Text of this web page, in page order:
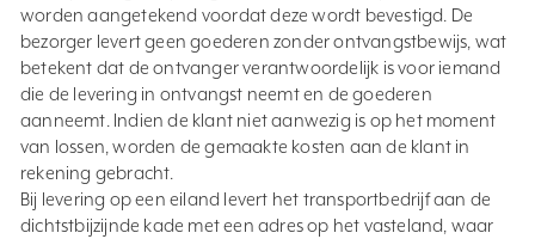
worden aangetekend voordat deze wordt bevestigd. De
bezorger levert geen goederen zonder ontvangstbewijs, wat
betekent dat de ontvanger verantwoordelijk is voor iemand
die de levering in ontvangst neemt en de goederen
aanneemt. Indien de klant niet aanwezig is op het moment
van lossen, worden de gemaakte kosten aan de klant in
rekening gebracht.
Bij levering op een eiland levert het transportbedrijf aan de
dichtstbijzijnde kade met een adres op het vasteland, waar